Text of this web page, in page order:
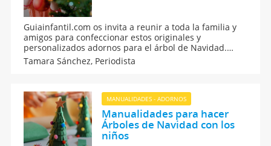
Guiainfantil.com os invita a reunir a toda la familia y
amigos para confeccionar estos originales y
personalizados adornos para el árbol de Navidad.
Manualidades caseras para niños de todas las edades
con las que disfrutar decorando el pino navideño.
Tamara Sánchez, Periodista
MANUALIDADES - ADORNOS
Manualidades para hacer
Árboles de Navidad con los
niños